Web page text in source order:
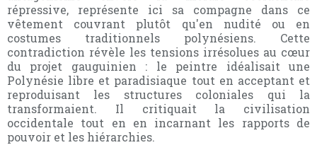
répressive, représente ici sa compagne dans ce
vêtement couvrant plutôt qu'en nudité ou en
costumes traditionnels polynésiens. Cette
contradiction révèle les tensions irrésolues au cœur
du projet gauguinien : le peintre idéalisait une
Polynésie libre et paradisiaque tout en acceptant et
reproduisant les structures coloniales qui la
transformaient. Il critiquait la civilisation
occidentale tout en en incarnant les rapports de
pouvoir et les hiérarchies.